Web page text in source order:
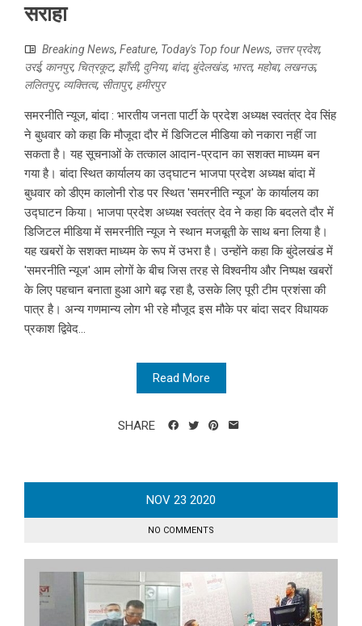
सराहा
Breaking News, Feature, Today's Top four News, उत्तर प्रदेश,
उरई, कानपुर, चित्रकूट, झाँसी, दुनिया, बांदा, बुंदेलखंड, भारत, महोबा, लखनऊ,
ललितपुर, व्यक्तित्व, सीतापुर, हमीरपुर
समरनीति न्यूज, बांदा : भारतीय जनता पार्टी के प्रदेश अध्यक्ष स्वतंत्र देव सिंह
ने बुधवार को कहा कि मौजूदा दौर में डिजिटल मीडिया को नकारा नहीं जा
सकता है। यह सूचनाओं के तत्काल आदान-प्रदान का सशक्त माध्यम बन
गया है। बांदा स्थित कार्यालय का उद्घाटन भाजपा प्रदेश अध्यक्ष बांदा में
बुधवार को डीएम कालोनी रोड पर स्थित 'समरनीति न्यूज' के कार्यालय का
उद्घाटन किया। भाजपा प्रदेश अध्यक्ष स्वतंत्र देव ने कहा कि बदलते दौर में
डिजिटल मीडिया में समरनीति न्यूज ने स्थान मजबूती के साथ बना लिया है।
यह खबरों के सशक्त माध्यम के रूप में उभरा है। उन्होंने कहा कि बुंदेलखंड में
'समरनीति न्यूज' आम लोगों के बीच जिस तरह से विश्वनीय और निष्पक्ष खबरों
के लिए पहचान बनाता हुआ आगे बढ़ रहा है, उसके लिए पूरी टीम प्रशंसा की
पात्र है। अन्य गणमान्य लोग भी रहे मौजूद इस मौके पर बांदा सदर विधायक
प्रकाश द्विवेद...
Read More
SHARE
NOV 23 2020
NO COMMENTS